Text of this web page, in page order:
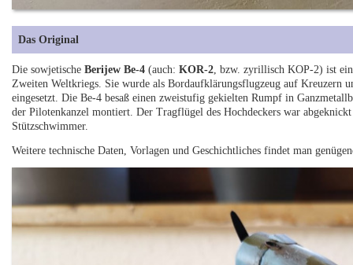
Das Original
Die sowjetischeBerijew Be-4 (auch:KOR-2, bzw. zyrillisch KOP-2) ist
Zweiten Weltkriegs. Sie wurde als Bordaufklärungsflugzeug auf Kreuzern
eingesetzt. Die Be-4 besaß einen zweistufig gekielten Rumpf in
der Pilotenkanzel montiert. Der Tragflügel des Hochdeckers war
Stützschwimmer.
Weitere technische Daten, Vorlagen und Geschichtliches findet man